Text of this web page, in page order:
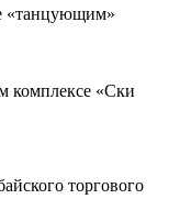
«танцующим»
комплексе «Ски
торгового